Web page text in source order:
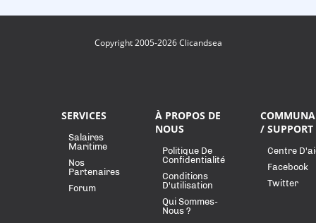
Copyright 2005-2026 Clicandsea
SERVICES
Salaires
Maritime
Nos
Partenaires
Forum
À PROPOS DE
NOUS
Politique De
Confidentialité
Conditions
D'utilisation
Qui Sommes-
Nous ?
/ SUPPORT
Centre
Facebook
Twitter